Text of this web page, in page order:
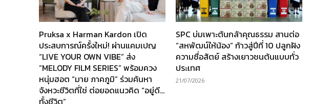
Pruksa x Harman Kardon เปิด
ประสบการณ์ครั้งใหม่! ผ่านแคมเปญ
“LIVE YOUR OWN VIBE” ส่ง
“MELODY FILM SERIES” พร้อมควง
หนุ่มฮอต “มาย ภาคภูมิ” ร่วมค้นหา
จังหวะชีวิตที่ใช่ ต่อยอดแนวคิด “อยู่ดี…
SPC บ่มเพาะต้นกล้าคุณธรรม สานต่อ
“สหพัฒน์ให้น้อง” ก้าวสู่ปีที่ 10 ปลูกฝัง
ความซื่อสัตย์ สร้างเยาวชนต้นแบบทั่ว
ประเทศ
21/07/2026